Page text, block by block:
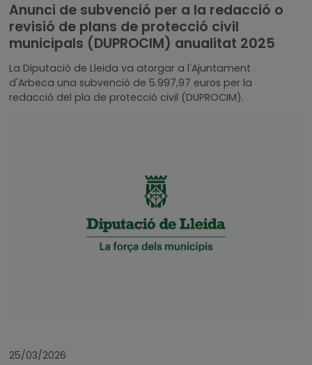
Anunci de subvenció per a la redacció o
revisió de plans de protecció civil
municipals (DUPROCIM) anualitat 2025
La Diputació de Lleida va atorgar a l'Ajuntament
d'Arbeca una subvenció de 5.997,97 euros per la
redacció del pla de protecció civil (DUPROCIM).
25/03/2026